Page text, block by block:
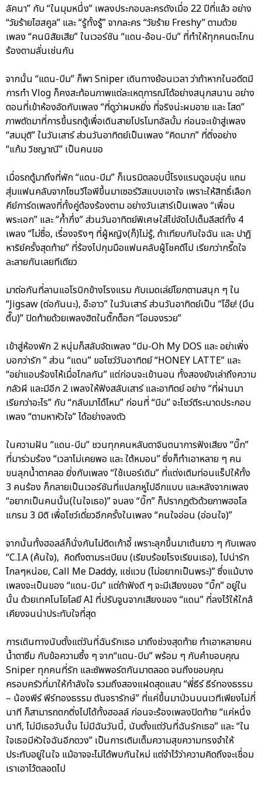
ลัคนา” กับ “ในมุมหนึ่ง” เพลงประกอบละครดังเมื่อ 22 ปีที่แล้ว อย่าง
“วัยร้ายไฮสคูล” และ “รู้ทั้งรู้” จากละคร “วัยร้าย Freshy” ตามด้วย
เพลง “คนนิสัยเสีย” ในเวอร์ชัน “แดน-อ้อน-บีม” ที่ทำให้ทุกคนตะโกน
ร้องตามลั่นเช่นกัน
จากนั้น “แดน-บีม” ก็พา Sniper เดินทางย้อนเวลา ว่าถ้าหากในอดีตมี
การทำ Vlog ก็คงสะท้อนภาพแต่ละเหตุการณ์ได้อย่างสนุกสนาน อย่าง
ตอนที่เข้าห้องอัดกับเพลง “ที่ดูว่าผมหยิ่ง ที่จริงน่ะผมอาย และ โสด”
ภาพตัดมาที่การขึ้นรถตู้เพื่อเดินสายโปรโมทอัลบั้ม ก่อนจะเข้าสู่เพลง
“สมมุติ” ในวันเสาร์ ส่วนวันอาทิตย์เป็นเพลง “คิดมาก” ที่ติ่งอย่าง
“แก้ม วิชญาณี” เป็นคนขอ
เมื่อรถตู้มาถึงที่พัก “แดน-บีม” ก็เนรมิตลอบบี้โรงแรมดูอบอุ่น แถม
สุ่มแฟนคลับจากโซนวีไอพีขึ้นมาเซอร์วิสแบบเอาใจ เพราะให้สิทธิ์เลือก
คีย์การ์ดเพลงที่ทั้งคู่ต้องร้องตาม อย่างวันเสาร์เป็นเพลง “เพื่อน
พระเอก” และ “ก้ำกึ่ง” ส่วนวันอาทิตย์พิเศษใส่ไข่จัดไปเต็มลีสต์ทั้ง 4
เพลง “ไม่ซื่อ, เรื่องจริงๆ ที่ผู้หญิง(ก็)ไม่รู้, ถ้าเทียบกับใจฉัน และ ปาฎิ
หาริย์ครั้งสุดท้าย” ที่ร้องไปกุมมือแฟนคลับผู้โชคดีไป เรียกว่ากรี๊ดใจ
ละลายกันเลยทีเดียว
มาต่อกันที่ลานแอโรบิกข้างโรงแรม กับเมดเล่ย์โยกตามสนุก ๆ ใน
“Jigsaw (ต่อกันนะ), อ๊ะอาว” ในวันเสาร์ ส่วนวันอาทิตย์เป็น “โอ๊ย! (มึน
ตึ๊บ)” ปิดท้ายด้วยเพลงฮิตในติ๊กต็อก “โอมจงรวย”
เข้าสู่ห้องพัก 2 หนุ่มก็สลับจัดเพลง “บีม-Oh My DOS และ อย่าเพิ่ง
บอกว่ารัก ” ส่วน “แดน” ขอโชว์วันอาทิตย์ “HONEY LATTE” และ
“อย่าแอบร้องไห้เมื่อไกลกัน” แต่ก่อนจะเข้านอน ทั้งสองยังเล่าถึงความ
กลัวผี และมีอีก 2 เพลงให้ฟังสลับเสาร์ และอาทิตย์ อย่าง “ที่ผ่านมา
เรียกว่าอะไร” กับ “กลับมาได้ไหม” ก่อนที่ “บีม” จะโชว์ตีระนาดประกอบ
เพลง “ตามหาหัวใจ” ได้อย่างลงตัว
ในความฝัน “แดน-บีม” ชวนทุกคนหลับตาจินตนาการฟังเสียง “บิ๊ก”
ที่มาร่วมร้อง “เวลาไม่เคยพอ และ ใต้หมอน” ซึ่งก็ทำเอาหลาย ๆ คน
ขนลุกน้ำตาคลอ ยิ่งกับเพลง “ใช้เบอร์เดิม” ที่แต่งเติมท่อนแร็ปให้ทั้ง
3 คนร้อง ก็กลายเป็นเวอร์ชันที่แปลกหูไปอีกแบบ และหลังจากเพลง
“อยากเป็นคนนั้น(ในใจเธอ)” จบลง “บิ๊ก” ก็ปรากฏตัวด้วยภาพฮอโล
แกรม 3 มิติ เพื่อโชว์เดี่ยวอีกครั้งในเพลง “คนใจอ่อน (อ่อนใจ)”
จากนั้นทั้งฮอลล์ก็นั่งกันไม่ติดเก้าอี้ เพราะลุกขึ้นมาเต้นยาว ๆ กับเพลง
“C.I.A (ค้นใจ), คิดถึงตามระเบียบ (เรียบร้อยโรงเรียนเธอ), ไปน่ารัก
ไกลๆหน่อย, Call Me Daddy, แช่แวบ (ไม่อยากเป็นพระ)” ซึ่งแม้บาง
เพลงจะเป็นของ “แดน-บีม” แต่ถ้าฟังดี ๆ จะมีเสียงของ “บิ๊ก” อยู่ใน
นั้น ด้วยเทคโนโยโลยี AI ที่ปรับจูนจากเสียงของ “แดน” ที่ลงไว้ให้ใกล้
เคียงจนน่าประทับใจที่สุด
การเดินทางนับตั้งแต่วันที่ฉันรักเธอ มาถึงช่วงสุดท้าย ทำเอาหลายคน
น้ำตาซึม กับข้อความซึ้ง ๆ จาก“แดน-บีม” พร้อม ๆ กับคำขอบคุณ
Sniper ทุกคนที่รัก และซัพพอร์ตกันมาตลอด จนถึงขอบคุณ
ครอบครัวที่มาให้กำลังใจ รวมถึงสองแฝดสุดแสบ “พี่ธีร์ ธีร์ทองธรรม
– น้องพีร์ พีร์ทองธรรม ตันจรารักษ์” ที่แค่ขึ้นมาป่วนบนเวทีเพียงไม่กี่
นาที ก็สามารถตกติ่งไปได้ทั้งฮอลล์ ก่อนจะร้องเพลงปิดท้าย “แค่หนึ่ง
นาที, ไม่มีเธอวันนั้น ไม่มีฉันวันนี้, นับตั้งแต่วันที่ฉันรักเธอ” และ “ใน
ใจเธอมีหัวใจฉันอีกดวง” เป็นการเติมเต็มความสุขความทรงจำให้
ประทับอยู่ในใจ แม้อาจจะไม่ได้พบกันใหม่ แต่จำไว้ว่าความคิดถึงจะเชื่อม
เราเอาไว้ตลอดไป